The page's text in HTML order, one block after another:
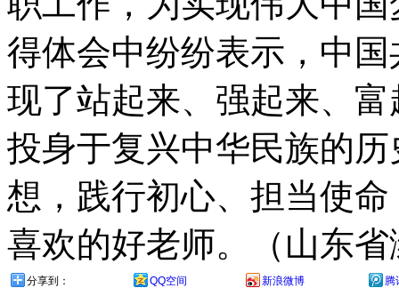
得体会中纷纷表示，中
现了站起来、强起来、
投身于复兴中华民族的
想，践行初心、担当使
喜欢的好老师。（山东
分享到： QQ空间 新浪微博 腾